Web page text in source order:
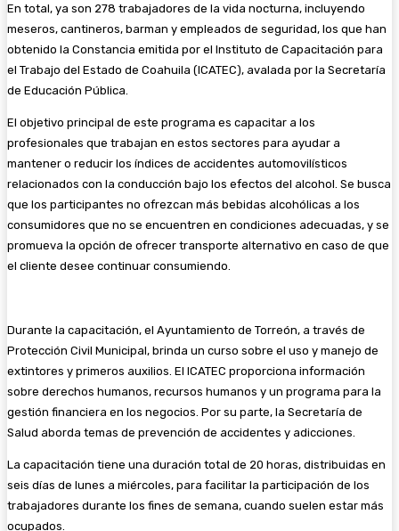
En total, ya son 278 trabajadores de la vida nocturna, incluyendo
meseros, cantineros, barman y empleados de seguridad, los que han
obtenido la Constancia emitida por el Instituto de Capacitación para
el Trabajo del Estado de Coahuila (ICATEC), avalada por la Secretaría
de Educación Pública.
El objetivo principal de este programa es capacitar a los
profesionales que trabajan en estos sectores para ayudar a
mantener o reducir los índices de accidentes automovilísticos
relacionados con la conducción bajo los efectos del alcohol. Se busca
que los participantes no ofrezcan más bebidas alcohólicas a los
consumidores que no se encuentren en condiciones adecuadas, y se
promueva la opción de ofrecer transporte alternativo en caso de que
el cliente desee continuar consumiendo.
Durante la capacitación, el Ayuntamiento de Torreón, a través de
Protección Civil Municipal, brinda un curso sobre el uso y manejo de
extintores y primeros auxilios. El ICATEC proporciona información
sobre derechos humanos, recursos humanos y un programa para la
gestión financiera en los negocios. Por su parte, la Secretaría de
Salud aborda temas de prevención de accidentes y adicciones.
La capacitación tiene una duración total de 20 horas, distribuidas en
seis días de lunes a miércoles, para facilitar la participación de los
trabajadores durante los fines de semana, cuando suelen estar más
ocupados.